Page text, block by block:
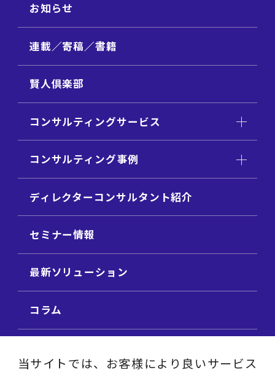
お知らせ
連載／寄稿／書籍
賢人倶楽部
コンサルティングサービス
コンサルティング事例
ディレクターコンサルタント紹介
セミナー情報
最新ソリューション
コラム
当サイトでは、お客様により良いサービス